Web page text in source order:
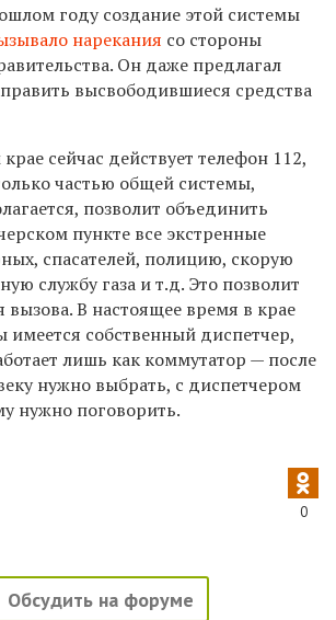
году создание этой системы
нарекания со стороны
Он даже предлагал
высвободившиеся средства
сейчас действует телефон 112,
частью общей системы,
позволит объединить
пункте все экстренные
спасателей, полицию, скорую
службу газа и т.д. Это позволит
вызова. В настоящее время в крае
имеется собственный диспетчер,
лишь как коммутатор — после
нужно выбрать, с диспетчером
нужно поговорить.
0
Обсудить на форуме